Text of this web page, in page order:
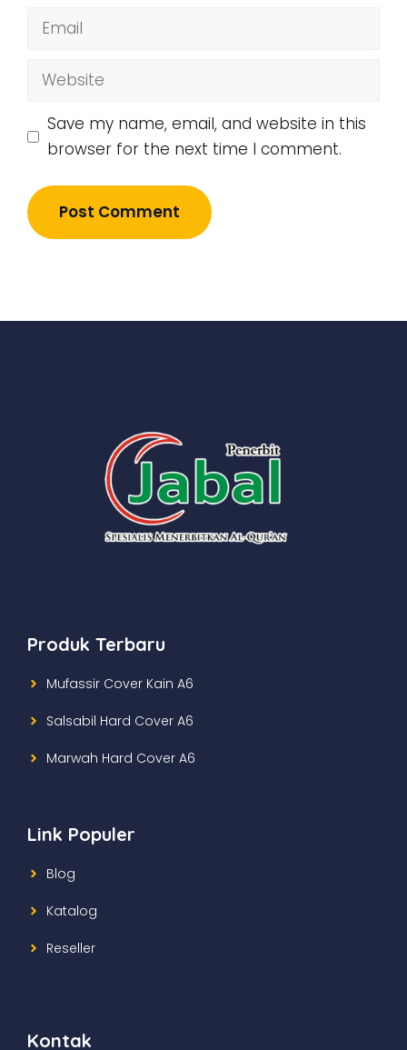
Email
Website
Save my name, email, and website in this
browser for the next time I comment.
Produk Terbaru
Mufassir Cover Kain A6
Salsabil Hard Cover A6
Marwah Hard Cover A6
Link Populer
Blog
Katalog
Reseller
Kontak